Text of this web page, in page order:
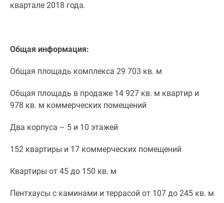
Поиск
Программа
реновации
Москве
Новостройки
класса
бизнес-
Рассрочка
ипотека
квартале 2018 года.
Общая информация:
Общая площадь комплекса 29 703 кв. м
Общая площадь в продаже 14 927 кв. м квартир и
978 кв. м коммерческих помещений
Два корпуса – 5 и 10 этажей
152 квартиры и 17 коммерческих помещений
Квартиры от 45 до 150 кв. м
Пентхаусы с каминами и террасой от 107 до 245 кв. м